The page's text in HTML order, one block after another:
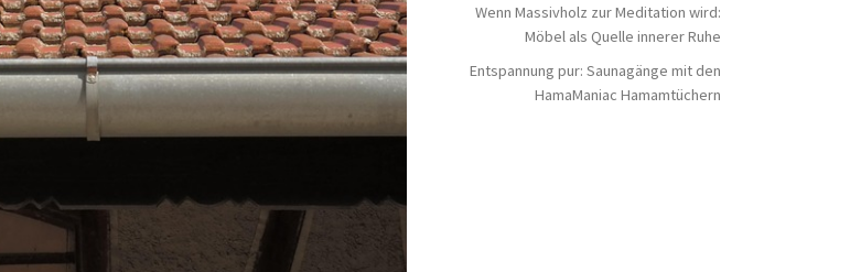
Wenn Massivholz zur Meditation wird:
Möbel als Quelle innerer Ruhe
Entspannung pur: Saunagänge mit den
HamaManiac Hamamtüchern